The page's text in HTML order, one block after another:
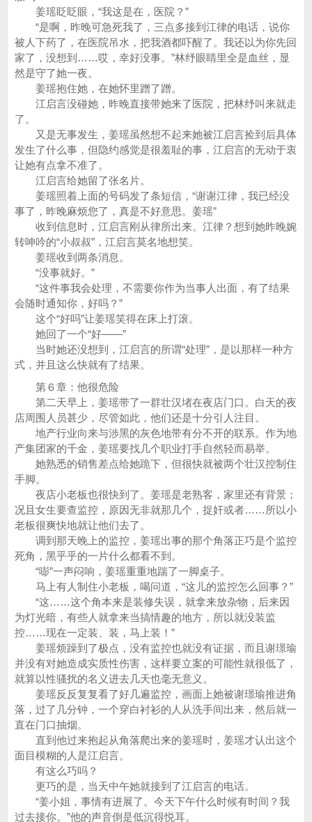
姜瑶眨眨眼，“我这是在，医院？”
“是啊，昨晚可急死我了，三点多接到江律的电话，说你
被人下药了，在医院吊水，把我酒都吓醒了。我还以为你先回
家了，没想到……哎，幸好没事。”林纾眼睛里全是血丝，显
然是守了她一夜。
姜瑶抱住她，在她怀里蹭了蹭。
江启言没碰她，昨晚直接带她来了医院，把林纾叫来就走
了。
又是无事发生，姜瑶虽然想不起来她被江启言捡到后具体
发生了什么事，但隐约感觉是很羞耻的事，江启言的无动于衷
让她有点拿不准了。
江启言给她留了张名片。
姜瑶照着上面的号码发了条短信，“谢谢江律，我已经没
事了，昨晚麻烦您了，真是不好意思。姜瑶”
收到信息时，江启言刚从律所出来。江律？想到她昨晚婉
转呻吟的“小叔叔”，江启言莫名地想笑。
姜瑶收到两条消息。
“没事就好。”
“这件事我会处理，不需要你作为当事人出面，有了结果
会随时通知你，好吗？”
这个“好吗”让姜瑶笑得在床上打滚。
她回了一个“好——”
当时她还没想到，江启言的所谓“处理”，是以那样一种方
式，并且这么快就有了结果。
第６章：他很危险
第二天早上，姜瑶带了一群壮汉堵在夜店门口。白天的夜
店周围人员甚少，尽管如此，他们还是十分引人注目。
地产行业向来与涉黑的灰色地带有分不开的联系。作为地
产集团家的千金，姜瑶要找几个职业打手自然轻而易举。
她熟悉的销售差点给她跪下，但很快就被两个壮汉控制住
手脚。
夜店小老板也很快到了。姜瑶是老熟客，家里还有背景；
况且女生要查监控，原因无非就那几个，捉奸或者……所以小
老板很爽快地就让他们去了。
调到那天晚上的监控，姜瑶出事的那个角落正巧是个监控
死角，黑乎乎的一片什么都看不到。
“嘭”一声闷响，姜瑶重重地踹了一脚桌子。
马上有人制住小老板，喝问道，“这儿的监控怎么回事？”
“这……这个角本来是装修失误，就拿来放杂物，后来因
为灯光暗，有些人就拿来当搞情趣的地方，所以就没装监
控……现在一定装、装，马上装！”
姜瑶烦躁到了极点，没有监控也就没有证据，而且谢璟瑜
并没有对她造成实质性伤害，这样要立案的可能性就很低了，
就算以性骚扰的名义进去几天也毫无意义。
姜瑶反反复复看了好几遍监控，画面上她被谢璟瑜推进角
落，过了几分钟，一个穿白衬衫的人从洗手间出来，然后就一
直在门口抽烟。
直到他过来抱起从角落爬出来的姜瑶时，姜瑶才认出这个
面目模糊的人是江启言。
有这么巧吗？
更巧的是，当天中午她就接到了江启言的电话。
“姜小姐，事情有进展了。今天下午什么时候有时间？我
过去接你。”他的声音倒是低沉得悦耳。